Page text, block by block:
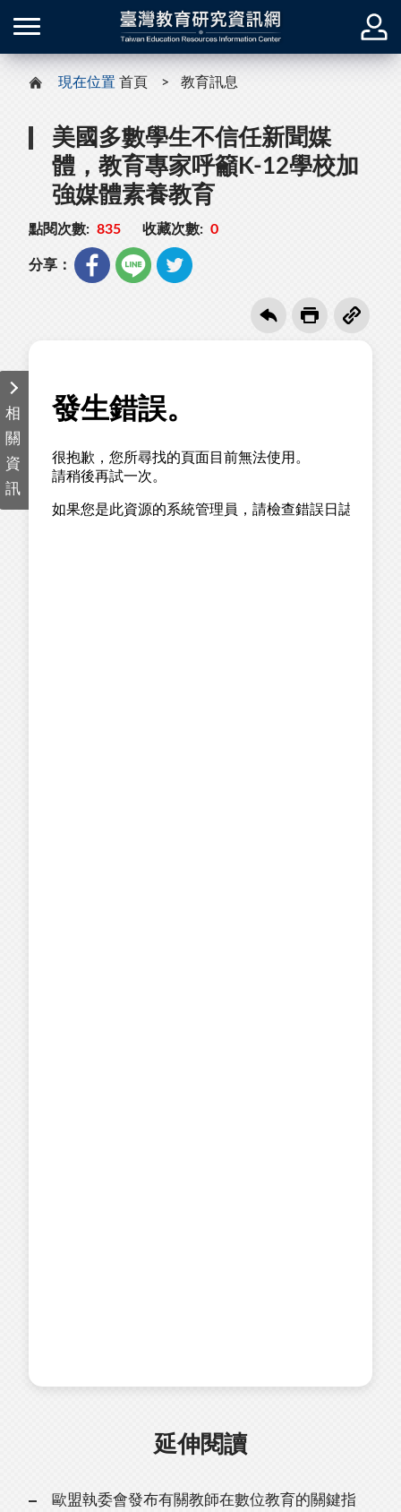
現在位置 首頁 教育訊息
美國多數學生不信任新聞媒
體，教育專家呼籲K-12學校加
強媒體素養教育
點閱次數: 835 收藏次數: 0
分享：
相
關
資
訊
延伸閱讀
歐盟執委會發布有關教師在數位教育的關鍵指